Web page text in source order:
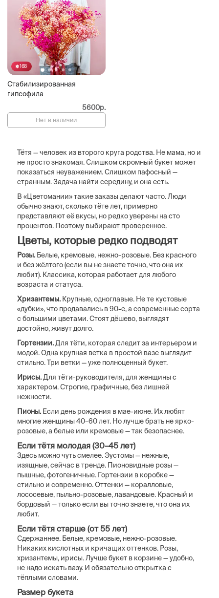
168
Стабилизированная
гипсофила
5600р.
Нет в наличии
Тётя — человек из второго круга родства. Не мама, но и
не просто знакомая. Слишком скромный букет может
показаться неуважением. Слишком пафосный —
странным. Задача найти середину, и она есть.
В «Цветомании» такие заказы делают часто. Люди
обычно знают, сколько тёте лет, примерно
представляют её вкусы, но редко уверены на сто
процентов. Поэтому выбирают проверенное.
Цветы, которые редко подводят
Розы. Белые, кремовые, нежно-розовые. Без красного
и без жёлтого (если вы не знаете точно, что она их
любит). Классика, которая работает для любого
возраста и статуса.
Хризантемы. Крупные, одноглавые. Не те кустовые
«дубки», что продавались в 90-е, а современные сорта
с большими цветами. Стоят дёшево, выглядят
достойно, живут долго.
Гортензии.Для тёти, которая следит за интерьером и
модой. Одна крупная ветка в простой вазе выглядит
стильно. Три ветки — уже полноценный букет.
Ирисы.Для тёти-руководителя, для женщины с
характером. Строгие, графичные, без лишней
нежности.
Пионы. Если день рождения в мае-июне. Их любят
многие женщины 40–60 лет. Но лучше брать не ярко-
розовые, а белые или кремовые — так безопаснее.
Если тётя молодая (30–45 лет)
Здесь можно чуть смелее. Эустомы — нежные,
изящные, сейчас в тренде. Пионовидные розы —
пышные, фотогеничные. Гортензии в коробке —
стильно и современно. Оттенки — коралловые,
лососевые, пыльно-розовые, лавандовые. Красный и
бордовый — только если вы точно знаете, что она их
любит.
Если тётя старше (от 55 лет)
Сдержаннее. Белые, кремовые, нежно-розовые.
Никаких кислотных и кричащих оттенков. Розы,
хризантемы, ирисы. Лучше букет в корзине — удобно,
не надо искать вазу. И обязательно открытка с
тёплыми словами.
Размер букета